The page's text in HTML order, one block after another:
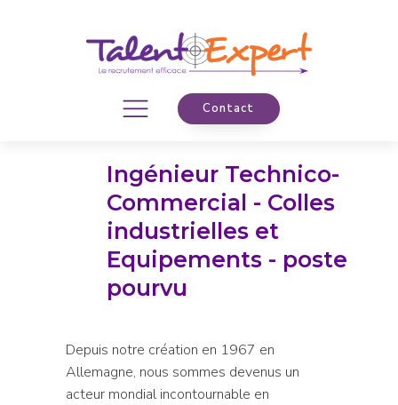
Contact
Ingénieur Technico-
Commercial - Colles
industrielles et
Equipements - poste
pourvu
Depuis notre création en 1967 en
Allemagne, nous sommes devenus un
acteur mondial incontournable en